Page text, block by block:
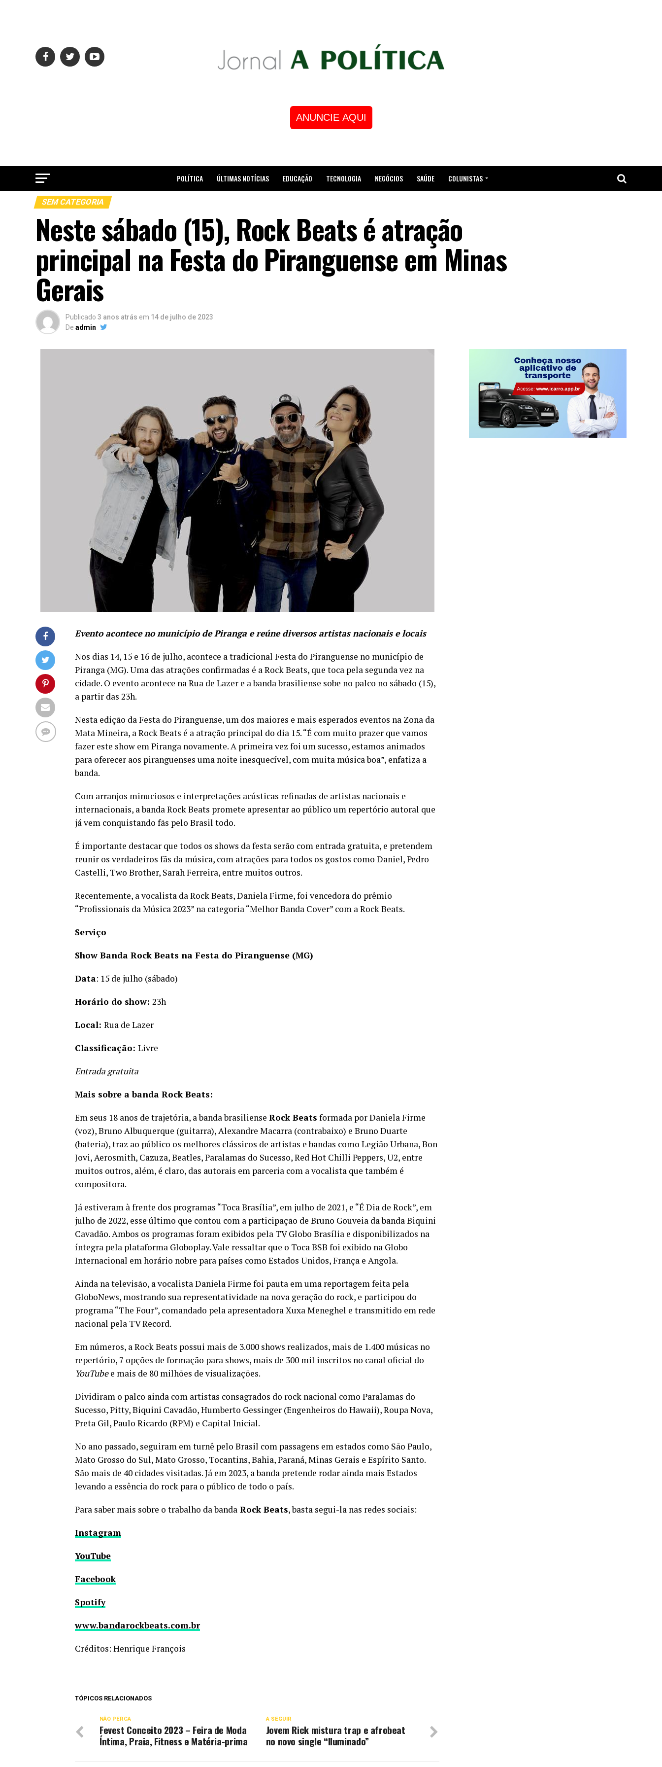
ANUNCIE AQUI
POLÍTICA ÚLTIMAS NOTÍCIAS EDUCAÇÃO TECNOLOGIA NEGÓCIOS SAÚDE COLUNISTAS
SEM CATEGORIA
Neste sábado (15), Rock Beats é atração
principal na Festa do Piranguense em Minas
Gerais
Publicado 3 anos atrás em 14 de julho de 2023
De admin
Evento acontece no município de Piranga e reúne diversos artistas nacionais e locais
Nos dias 14, 15 e 16 de julho, acontece a tradicional Festa do Piranguense no município de
Piranga (MG). Uma das atrações confirmadas é a Rock Beats, que toca pela segunda vez na
cidade. O evento acontece na Rua de Lazer e a banda brasiliense sobe no palco no sábado (15),
a partir das 23h.
Nesta edição da Festa do Piranguense, um dos maiores e mais esperados eventos na Zona da
Mata Mineira, a Rock Beats é a atração principal do dia 15. “É com muito prazer que vamos
fazer este show em Piranga novamente. A primeira vez foi um sucesso, estamos animados
para oferecer aos piranguenses uma noite inesquecível, com muita música boa”, enfatiza a
banda.
Com arranjos minuciosos e interpretações acústicas refinadas de artistas nacionais e
internacionais, a banda Rock Beats promete apresentar ao público um repertório autoral que
já vem conquistando fãs pelo Brasil todo.
É importante destacar que todos os shows da festa serão com entrada gratuita, e pretendem
reunir os verdadeiros fãs da música, com atrações para todos os gostos como Daniel, Pedro
Castelli, Two Brother, Sarah Ferreira, entre muitos outros.
Recentemente, a vocalista da Rock Beats, Daniela Firme, foi vencedora do prêmio
“Profissionais da Música 2023” na categoria “Melhor Banda Cover” com a Rock Beats.
Serviço
Show Banda Rock Beats na Festa do Piranguense (MG)
Data: 15 de julho (sábado)
Horário do show: 23h
Local: Rua de Lazer
Classificação: Livre
Entrada gratuita
Mais sobre a banda Rock Beats:
Em seus 18 anos de trajetória, a banda brasiliense Rock Beats formada por Daniela Firme
(voz), Bruno Albuquerque (guitarra), Alexandre Macarra (contrabaixo) e Bruno Duarte
(bateria), traz ao público os melhores clássicos de artistas e bandas como Legião Urbana, Bon
Jovi, Aerosmith, Cazuza, Beatles, Paralamas do Sucesso, Red Hot Chilli Peppers, U2, entre
muitos outros, além, é claro, das autorais em parceria com a vocalista que também é
compositora.
Já estiveram à frente dos programas “Toca Brasília”, em julho de 2021, e “É Dia de Rock”, em
julho de 2022, esse último que contou com a participação de Bruno Gouveia da banda Biquini
Cavadão. Ambos os programas foram exibidos pela TV Globo Brasília e disponibilizados na
íntegra pela plataforma Globoplay. Vale ressaltar que o Toca BSB foi exibido na Globo
Internacional em horário nobre para países como Estados Unidos, França e Angola.
Ainda na televisão, a vocalista Daniela Firme foi pauta em uma reportagem feita pela
GloboNews, mostrando sua representatividade na nova geração do rock, e participou do
programa “The Four”, comandado pela apresentadora Xuxa Meneghel e transmitido em rede
nacional pela TV Record.
Em números, a Rock Beats possui mais de 3.000 shows realizados, mais de 1.400 músicas no
repertório, 7 opções de formação para shows, mais de 300 mil inscritos no canal oficial do
YouTubee mais de 80 milhões de visualizações.
Dividiram o palco ainda com artistas consagrados do rock nacional como Paralamas do
Sucesso, Pitty, Biquini Cavadão, Humberto Gessinger (Engenheiros do Hawaii), Roupa Nova,
Preta Gil, Paulo Ricardo (RPM) e Capital Inicial.
No ano passado, seguiram em turnê pelo Brasil com passagens em estados como São Paulo,
Mato Grosso do Sul, Mato Grosso, Tocantins, Bahia, Paraná, Minas Gerais e Espírito Santo.
São mais de 40 cidades visitadas. Já em 2023, a banda pretende rodar ainda mais Estados
levando a essência do rock para o público de todo o país.
Para saber mais sobre o trabalho da banda Rock Beats, basta segui-la nas redes sociais:
Instagram
YouTube
Facebook
Spotify
www.bandarockbeats.com.br
Créditos: Henrique François
TÓPICOS RELACIONADOS
A SEGUIR
Jovem Rick mistura trap e afrobeat
no novo single “Iluminado”
NÃO PERCA
Fevest Conceito 2023 – Feira de Moda
Íntima, Praia, Fitness e Matéria-prima